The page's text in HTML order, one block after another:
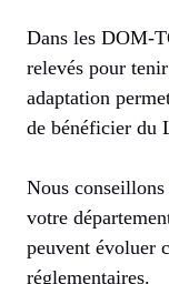
Dans les DOM-
relevés pour
adaptation
de bénéficier du
Nous
votre
peuvent évoluer
réglementaires.